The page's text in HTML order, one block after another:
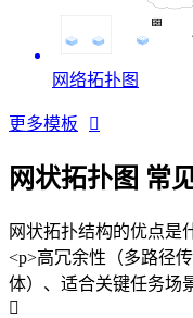
网络拓扑图
更多模板 
网状拓扑图 常
网状拓扑结构的优点是
<p>高冗余性（多路径
体）、适合关键任务场
